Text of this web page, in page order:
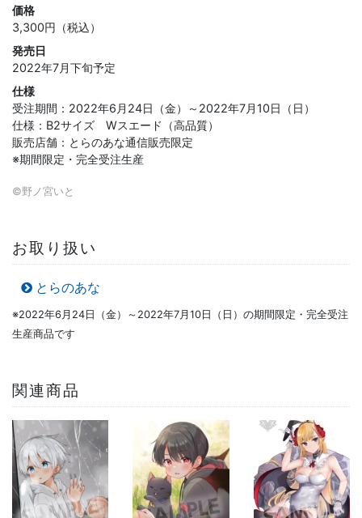
価格
3,300円（税込）
発売日
2022年7月下旬予定
仕様
受注期間：2022年6月24日（金）～2022年7月10日（日）
仕様：B2サイズ Wスエード（高品質）
販売店舗：とらのあな通信販売限定
※期間限定・完全受注生産
©野ノ宮いと
お取り扱い
とらのあな
※2022年6月24日（金）～2022年7月10日（日）の期間限定・完全受注
生産商品です
関連商品